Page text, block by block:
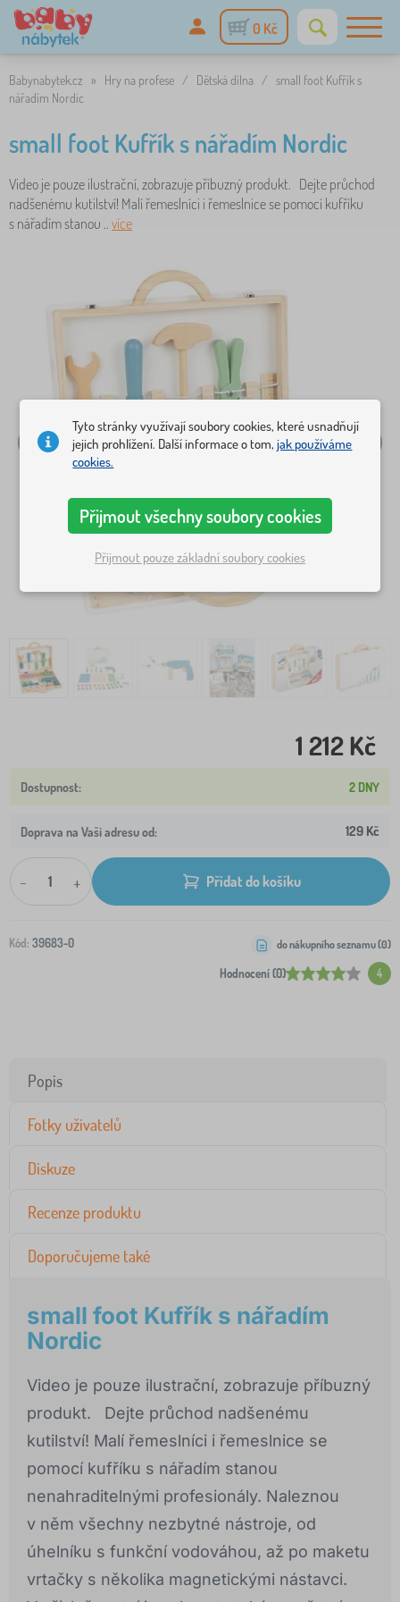
0 Kč
Babynabytek.cz » Hry na profese / Dětská dílna /
small foot Kufřík s
nářadím Nordic
small foot Kufřík s nářadím Nordic
Video je pouze ilustrační, zobrazuje příbuzný produkt. Dejte průchod
nadšenému kutilství! Malí řemeslníci i řemeslnice se pomocí kufříku
s nářadím stanou .. více
1 212 Kč
2 DNY
Doprava na Vaši adresu od: 129 Kč
- + Přidat do košíku
Kód: 39683-0
Hodnocení (0) 4
do nákupního seznamu (0)
Popis
Fotky uživatelů
Diskuze
Recenze produktu
Doporučujeme také
small foot Kufřík s nářadím
Nordic
Video je pouze ilustrační, zobrazuje příbuzný
produkt. Dejte průchod nadšenému
kutilství! Malí řemeslníci i řemeslnice se
pomocí kufříku s nářadím stanou
nenahraditelnými profesionály. Naleznou
v něm všechny nezbytné nástroje, od
úhelníku s funkční vodováhou, až po maketu
vrtačky s několika magnetickými nástavci.
Tyto stránky využívají soubory cookies, které usnadňují
jejich prohlížení. Další informace o tom,jak používáme
cookies.
Přijmout všechny soubory cookies
Přijmout pouze základní soubory cookies